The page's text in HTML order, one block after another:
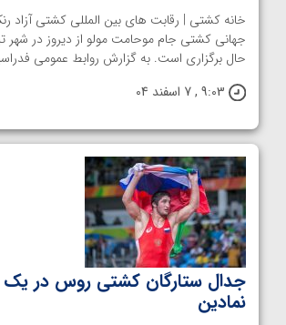
خانه کشتی | رقابت های بین المللی کشتی آزاد
جهانی کشتی جام موحامت مولو از دیروز در شهر
حال برگزاری است. به گزارش روابط عمومی
9:03 , 7 اسفند 04
جدال ستارگان کشتی روس در یک
نمادین